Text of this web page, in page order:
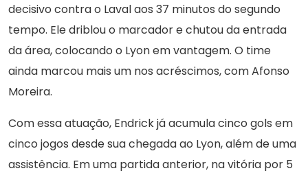
decisivo contra o Laval aos 37 minutos do segundo
tempo. Ele driblou o marcador e chutou da entrada
da área, colocando o Lyon em vantagem. O time
ainda marcou mais um nos acréscimos, com Afonso
Moreira.
Com essa atuação, Endrick já acumula cinco gols em
cinco jogos desde sua chegada ao Lyon, além de uma
assistência. Em uma partida anterior, na vitória por 5